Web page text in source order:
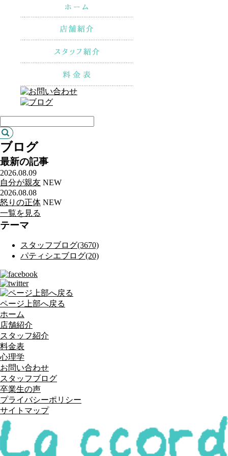
ブログ
最新の記事
2026.08.09
自分が親友 NEW
2026.08.08
怒りの正体 NEW
一覧を見る
テーマ
スタッフブログ(3670)
パティシエブログ(20)
ページ上部へ戻る
ホーム
店舗紹介
スタッフ紹介
料金表
心理学
お問い合わせ
スタッフブログ
卒業生の声
プライバシーポリシー
サイトマップ